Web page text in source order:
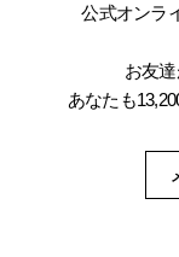
公式オンラ
お友
あなたも